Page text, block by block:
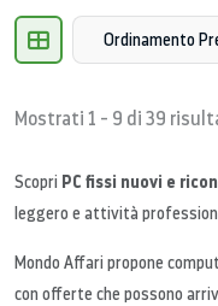
Ordinamento
Mostrati 1 - 9 di 39
Scopri PC fissi nuovi e
leggero e attività
Mondo Affari propone
con offerte che possono